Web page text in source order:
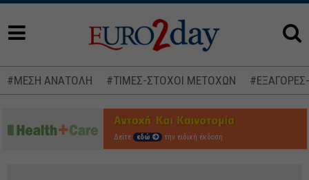
#ΜΕΣΗ ΑΝΑΤΟΛΗ #ΤΙΜΕΣ-ΣΤΟΧΟΙ ΜΕΤΟΧΩΝ
Δείτε εδώ την ειδική έκδοση